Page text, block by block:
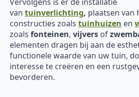
van tuinverlichting, plaatsen van
constructies zoals tuinhuizen en
zoals fonteinen, vijvers of
elementen dragen bij aan de
functionele waarde van uw tuin,
interesse te creëren en een
bevorderen.